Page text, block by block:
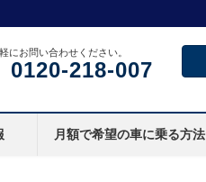
にお問い合わせください。
0120-218-007
月額で希望の車に乗る方法